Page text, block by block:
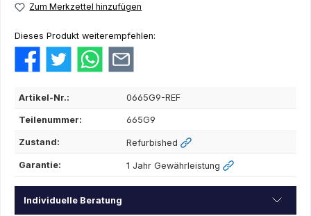
Zum Merkzettel hinzufügen
Dieses Produkt weiterempfehlen:
Artikel-Nr.: 0665G9-REF
Teilenummer: 665G9
Zustand: Refurbished
Garantie: 1 Jahr Gewährleistung
Individuelle Beratung